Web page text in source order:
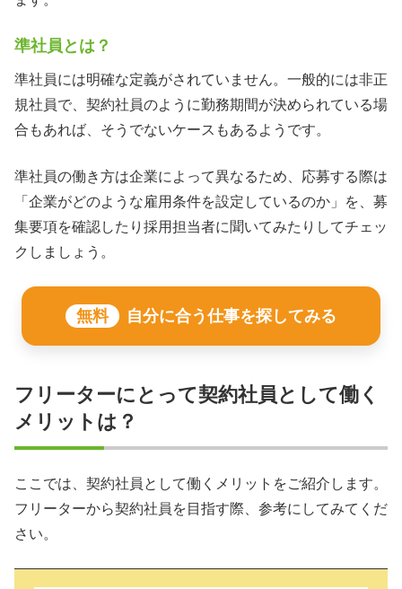
準社員とは？
準社員には明確な定義がされていません。一般的には非正
規社員で、契約社員のように勤務期間が決められている場
合もあれば、そうでないケースもあるようです。
準社員の働き方は企業によって異なるため、応募する際は
「企業がどのような雇用条件を設定しているのか」を、募
集要項を確認したり採用担当者に聞いてみたりしてチェッ
クしましょう。
無料 自分に合う仕事を探してみる
フリーターにとって契約社員として働く
メリットは？
ここでは、契約社員として働くメリットをご紹介します。
フリーターから契約社員を目指す際、参考にしてみてくだ
さい。